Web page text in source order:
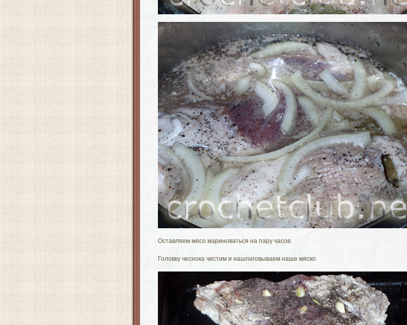
Оставляем мясо мариноваться на пару часов.
Головку чеснока чистим и нашпиговываем наше мяско.